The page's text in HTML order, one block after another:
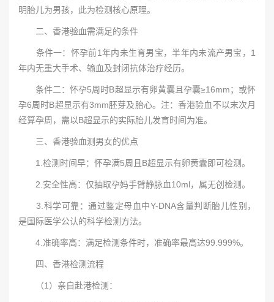
明胎儿为男孩，此为检测核心原理。
二、香港验血需满足的条件
条件一：怀孕前1年内未生育男宝，半年内未流产男宝，1
年内无重大手术、输血及封闭抗体治疗经历。
条件二：怀孕5周时B超显示有卵黄囊且孕囊≥16mm；或怀
孕6周时B超显示有3mm胚芽及胎心。注：香港验血不以末次月
经算孕周，需以B超显示的实际胎儿发育时间为准。
三、香港验血测男女的优点
1.检测时间早：怀孕满5周且B超显示有卵黄囊即可检测。
2.安全性高：仅抽取孕妈手臂静脉血10ml，属无创检测。
3.科学可靠：通过鉴定母血中Y-DNA含量判断胎儿性别，
是国际医学公认的科学检测方法。
4.准确率高：满足检测条件时，准确率最高达99.999%。
四、香港检测流程
（1）亲自赴港检测：